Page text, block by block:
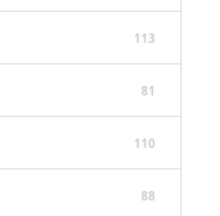
113
81
110
88